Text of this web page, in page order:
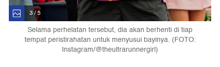
3 / 5
Selama perhelatan tersebut, dia akan berhenti di tiap
tempat peristirahatan untuk menyusui bayinya. (FOTO:
Instagram/@theultrarunnergirl)